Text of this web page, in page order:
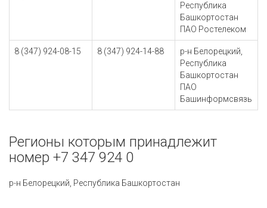
Республика
Башкортостан
ПАО Ростелеком
8 (347) 924-08-15 8 (347) 924-14-88
р-н Белорецкий,
Республика
Башкортостан
ПАО
Башинформсвязь
Регионы которым принадлежит
номер +7 347 924 0
р-н Белорецкий, Республика Башкортостан